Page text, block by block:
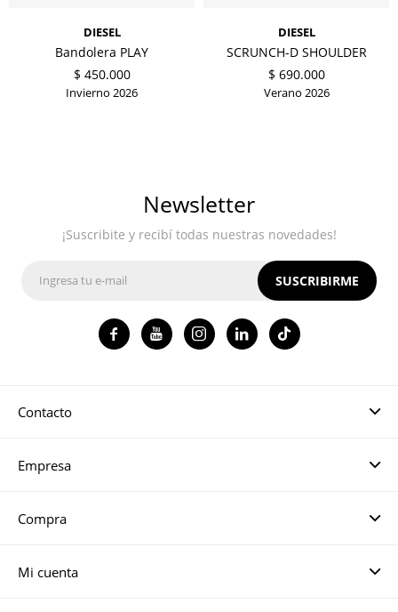
DIESEL
Bandolera PLAY
$ 450.000
Invierno 2026
DIESEL
SCRUNCH-D SHOULDER
$ 690.000
Verano 2026
Contacto
Empresa
Compra
Mi cuenta
Newsletter
¡Suscribite y recibí todas nuestras novedades!
SUSCRIBIRME
   